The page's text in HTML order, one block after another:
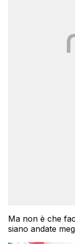
Ma non è che
siano andate